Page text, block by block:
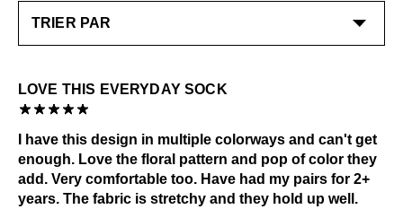
LOVE THIS EVERYDAY SOCK
I have this design in multiple colorways and can't get
enough. Love the floral pattern and pop of color they
add. Very comfortable too. Have had my pairs for 2+
years. The fabric is stretchy and they hold up well.